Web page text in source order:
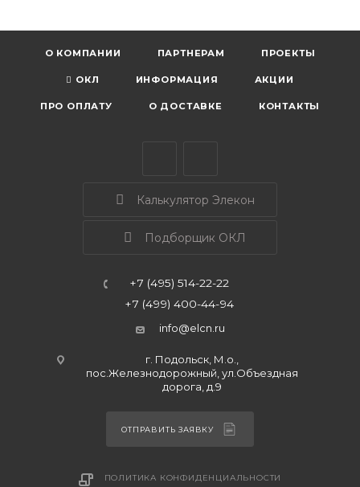
О КОМПАНИИ ПАРТНЕРАМ ПРОЕКТЫ
ОКЛ ИНФОРМАЦИЯ АКЦИИ
ПРО ОПЛАТУ О ДОСТАВКЕ КОНТАКТЫ
Калькулятор Элекон
Подборщик ОКЛ
+7 (495) 514-22-22
+7 (499) 400-44-94
info@elcn.ru
г. Подольск, М.о.,
пос.Железнодорожный, ул.Объездная
дорога, д.9
ОТПРАВИТЬ ЗАЯВКУ
ПОЛИТИКА КОНФИДЕНЦИАЛЬНОСТИ